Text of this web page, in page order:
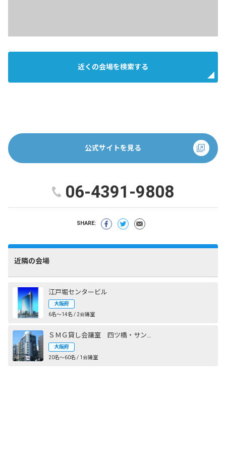
近くの会場を検索する
公式サイトを見る
06-4391-9808
SHARE:
近隣の会場
江戸堀センタービル
大阪府
6名〜14名 / 2会議室
ＳＭＧ貸し会議室 四ツ橋・サンワールドビル
大阪府
20名〜60名 / 1会議室